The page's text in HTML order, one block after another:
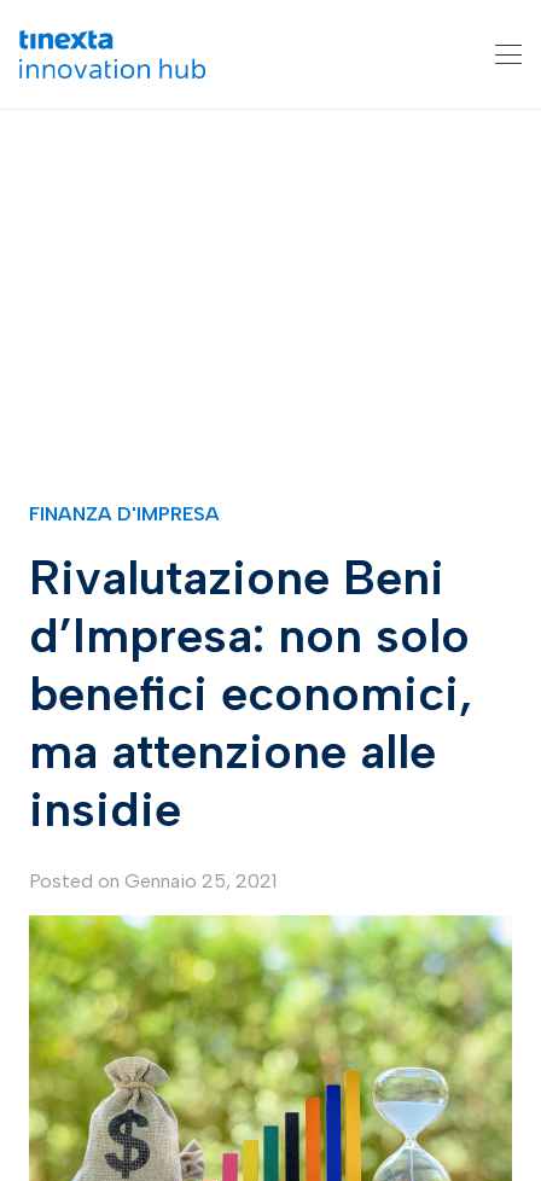
FINANZA D'IMPRESA
Rivalutazione Beni
d’Impresa: non solo
benefici economici,
ma attenzione alle
insidie
Posted on Gennaio 25, 2021